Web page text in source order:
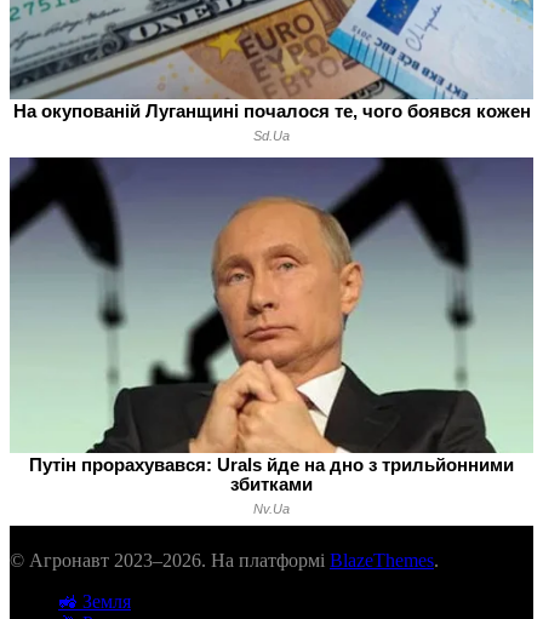
© Агронавт 2023–2026. На платформі BlazeThemes.
🚜 Земля